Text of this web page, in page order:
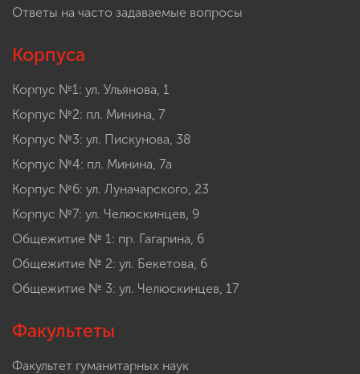
Ответы на часто задаваемые вопросы
Корпуса
Корпус №1: ул. Ульянова, 1
Корпус №2: пл. Минина, 7
Корпус №3: ул. Пискунова, 38
Корпус №4: пл. Минина, 7а
Корпус №6: ул. Луначарского, 23
Корпус №7: ул. Челюскинцев, 9
Общежитие № 1: пр. Гагарина, 6
Общежитие № 2: ул. Бекетова, 6
Общежитие № 3: ул. Челюскинцев, 17
Факультеты
Факультет гуманитарных наук